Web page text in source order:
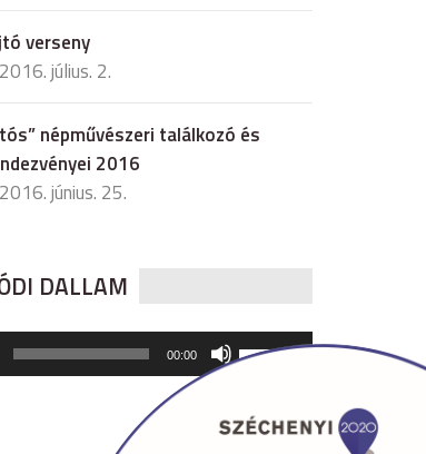
verseny
július. 2.
népművészeri találkozó és
2016
június. 25.
DALLAM
00:00
hangerő
csökkentéséhez